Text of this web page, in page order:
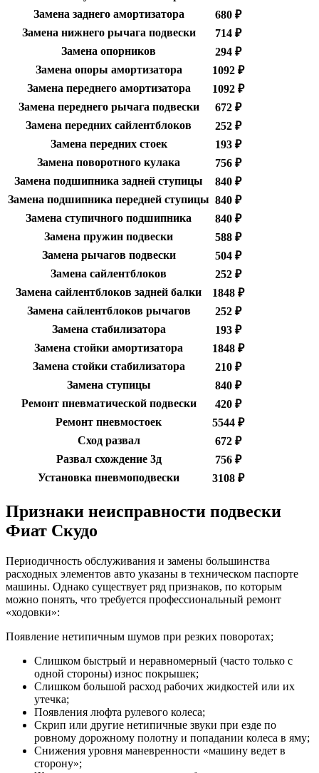
Замена заднего амортизатора
680 ₽
Замена нижнего рычага подвески
714 ₽
Замена опорников
294 ₽
Замена опоры амортизатора
1092 ₽
Замена переднего амортизатора
1092 ₽
Замена переднего рычага подвески
672 ₽
Замена передних сайлентблоков
252 ₽
Замена передних стоек
193 ₽
Замена поворотного кулака
756 ₽
Замена подшипника задней ступицы
840 ₽
Замена подшипника передней ступицы 840 ₽
Замена ступичного подшипника
840 ₽
Замена пружин подвески
588 ₽
Замена рычагов подвески
504 ₽
Замена сайлентблоков
252 ₽
Замена сайлентблоков задней балки
1848 ₽
Замена сайлентблоков рычагов
252 ₽
Замена стабилизатора
193 ₽
Замена стойки амортизатора
1848 ₽
Замена стойки стабилизатора
210 ₽
Замена ступицы
840 ₽
Ремонт пневматической подвески
420 ₽
Ремонт пневмостоек
5544 ₽
Сход развал
672 ₽
Развал схождение 3д
756 ₽
Установка пневмоподвески
3108 ₽
Признаки неисправности подвески
Фиат Скудо
Периодичность обслуживания и замены большинства
расходных элементов авто указаны в техническом паспорте
машины. Однако существует ряд признаков, по которым
можно понять, что требуется профессиональный ремонт
«ходовки»:
Появление нетипичным шумов при резких поворотах;
Слишком быстрый и неравномерный (часто только с
одной стороны) износ покрышек;
Слишком большой расход рабочих жидкостей или их
утечка;
Появления люфта рулевого колеса;
Скрип или другие нетипичные звуки при езде по
ровному дорожному полотну и попадании колеса в яму;
Снижения уровня маневренности «машину ведет в
сторону»;